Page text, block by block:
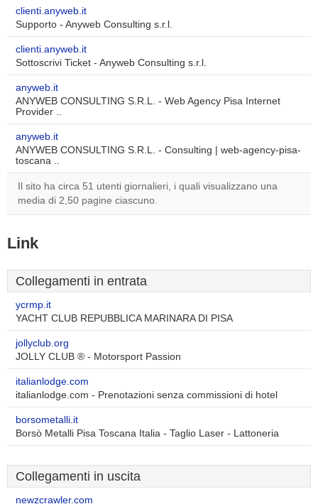
clienti.anyweb.it
Supporto - Anyweb Consulting s.r.l.
clienti.anyweb.it
Sottoscrivi Ticket - Anyweb Consulting s.r.l.
anyweb.it
ANYWEB CONSULTING S.R.L. - Web Agency Pisa Internet
Provider ..
anyweb.it
ANYWEB CONSULTING S.R.L. - Consulting | web-agency-pisa-
toscana ..
Il sito ha circa 51 utenti giornalieri, i quali visualizzano una
media di 2,50 pagine ciascuno.
Link
Collegamenti in entrata
ycrmp.it
YACHT CLUB REPUBBLICA MARINARA DI PISA
jollyclub.org
JOLLY CLUB ® - Motorsport Passion
italianlodge.com
italianlodge.com - Prenotazioni senza commissioni di hotel
borsometalli.it
Borsò Metalli Pisa Toscana Italia - Taglio Laser - Lattoneria
Collegamenti in uscita
newzcrawler.com